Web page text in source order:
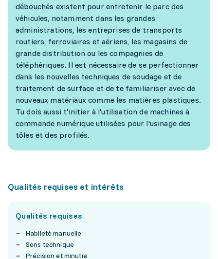
débouchés existent pour entretenir le parc des
véhicules, notamment dans les grandes
administrations, les entreprises de transports
routiers, ferroviaires et aériens, les magasins de
grande distribution ou les compagnies de
téléphériques. Il est nécessaire de se perfectionner
dans les nouvelles techniques de soudage et de
traitement de surface et de te familiariser avec de
nouveaux matériaux comme les matières plastiques.
Tu dois aussi t'initier à l'utilisation de machines à
commande numérique utilisées pour l'usinage des
tôles et des profilés.
Qualités requises et intérêts
Qualités requises
Habileté manuelle
Sens technique
Précision et minutie